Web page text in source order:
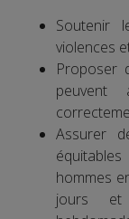
Soutenir
violences
Proposer
peuvent
Assurer
hommes
jours